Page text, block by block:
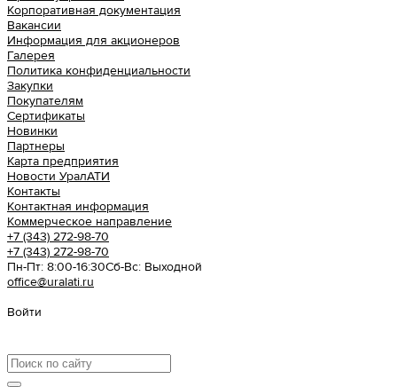
Корпоративная документация
Вакансии
Информация для акционеров
Галерея
Политика конфиденциальности
Закупки
Покупателям
Сертификаты
Новинки
Партнеры
Карта предприятия
Новости УралАТИ
Контакты
Контактная информация
Коммерческое направление
+7 (343) 272-98-70
+7 (343) 272-98-70
Пн-Пт: 8:00-16:30Cб-Вс: Выходной
office@uralati.ru
Войти